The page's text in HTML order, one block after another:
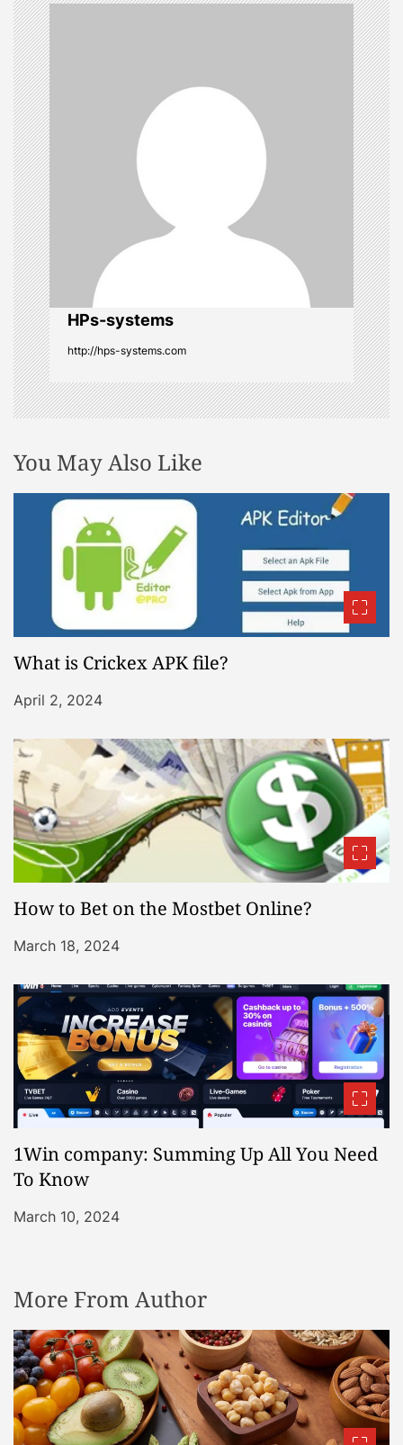
a
v
i
g
a
t
i
o
n
HPs-systems
http://hps-systems.com
You May Also Like
What is Crickex APK file?
April 2, 2024
How to Bet on the Mostbet Online?
March 18, 2024
1Win company: Summing Up All You Need
To Know
March 10, 2024
More From Author